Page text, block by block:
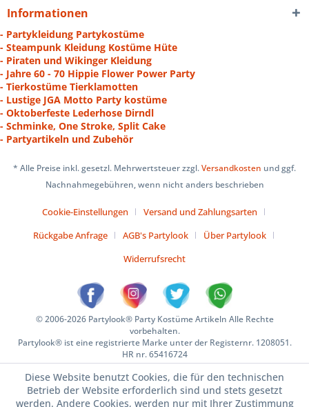
Informationen
- Partykleidung Partykostüme
- Steampunk Kleidung Kostüme Hüte
- Piraten und Wikinger Kleidung
- Jahre 60 - 70 Hippie Flower Power Party
- Tierkostüme Tierklamotten
- Lustige JGA Motto Party kostüme
- Oktoberfeste Lederhose Dirndl
- Schminke, One Stroke, Split Cake
- Partyartikeln und Zubehör
* Alle Preise inkl. gesetzl. Mehrwertsteuer zzgl.Versandkosten und ggf.
Nachnahmegebühren, wenn nicht anders beschrieben
Cookie-Einstellungen
Versand und Zahlungsarten
Rückgabe Anfrage
AGB's Partylook
Über Partylook
Widerrufsrecht
© 2006-2026 Partylook® Party Kostüme Artikeln Alle Rechte
vorbehalten.
Partylook® ist eine registrierte Marke unter der Registernr. 1208051.
HR nr. 65416724
Diese Website benutzt Cookies, die für den technischen
Betrieb der Website erforderlich sind und stets gesetzt
werden. Andere Cookies, werden nur mit Ihrer Zustimmung